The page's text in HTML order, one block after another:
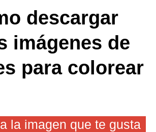
descargar
imágenes de
para colorear
la imagen que te gusta